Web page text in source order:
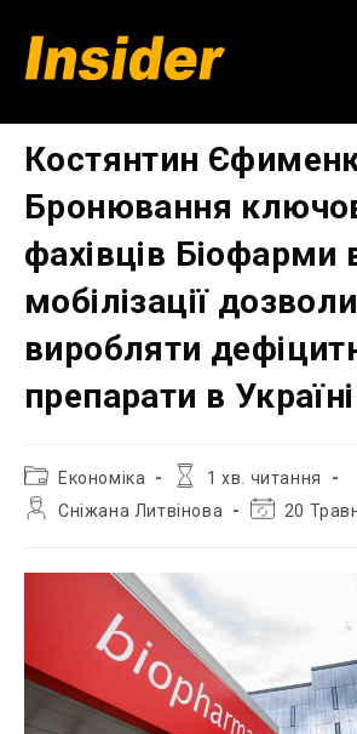
вмісту
Костянтин
Бронювання
фахівців Біофарми
мобілізації
виробляти
препарати в Україні
Категорія
запису:
Економіка
Час
1 хв. читання
АвторСніжана Литвінова
Остання
20